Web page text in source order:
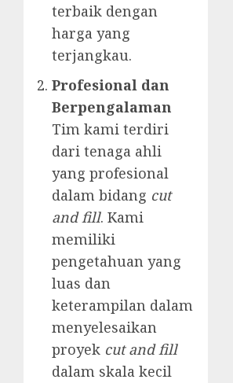
terbaik dengan
harga yang
terjangkau.
Profesional dan
Berpengalaman
Tim kami terdiri
dari tenaga ahli
yang profesional
dalam bidang cut
and fill. Kami
memiliki
pengetahuan yang
luas dan
keterampilan dalam
menyelesaikan
proyek cut and fill
dalam skala kecil